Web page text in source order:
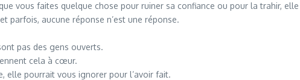
vous faites quelque chose pour ruiner sa confiance ou pour la trahir,
parfois, aucune réponse n’est une réponse.
pas des gens ouverts.
cela à cœur.
elle pourrait vous ignorer pour l’avoir fait.